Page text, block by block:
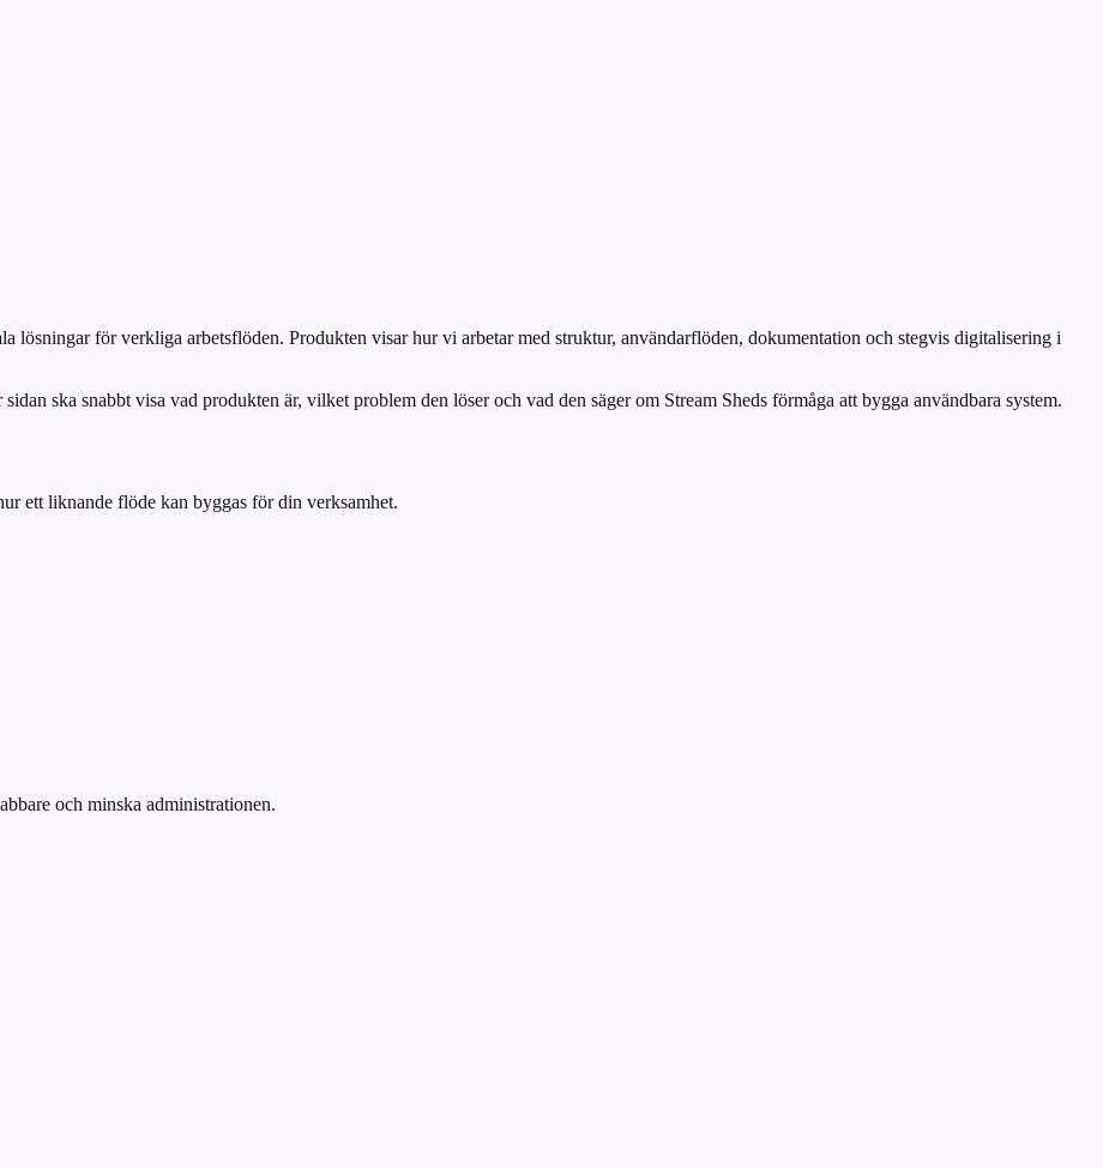
lösningar för verkliga arbetsflöden. Produkten visar hur vi arbetar med struktur, användarflöden, dokumentation och stegvis digitalisering i
ska snabbt visa vad produkten är, vilket problem den löser och vad den säger om Stream Sheds förmåga att bygga användbara system.
ett liknande flöde kan byggas för din verksamhet.
och minska administrationen.